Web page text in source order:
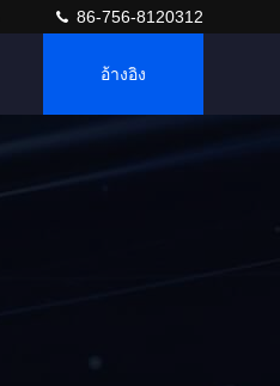
86-756-8120312
อ้างอิง